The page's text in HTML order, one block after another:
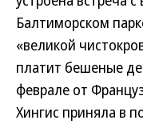
Балтиморском
«великой
платит бешеные
феврале от
Хингис приняла в